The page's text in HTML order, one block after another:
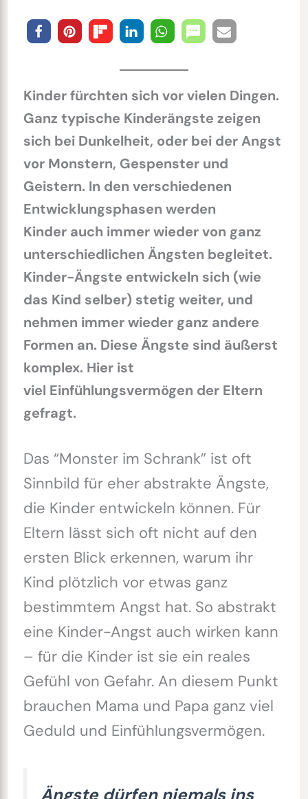
Kinder fürchten sich vor vielen Dingen.
Ganz typische Kinderängste zeigen
sich bei Dunkelheit, oder bei der Angst
vor Monstern, Gespenster und
Geistern. In den verschiedenen
Entwicklungsphasen werden
Kinder auch immer wieder von ganz
unterschiedlichen Ängsten begleitet.
Kinder-Ängste entwickeln sich (wie
das Kind selber) stetig weiter, und
nehmen immer wieder ganz andere
Formen an. Diese Ängste sind äußerst
komplex. Hier ist
viel Einfühlungsvermögen der Eltern
gefragt.
Das “Monster im Schrank” ist oft
Sinnbild für eher abstrakte Ängste,
die Kinder entwickeln können. Für
Eltern lässt sich oft nicht auf den
ersten Blick erkennen, warum ihr
Kind plötzlich vor etwas ganz
bestimmtem Angst hat. So abstrakt
eine Kinder-Angst auch wirken kann
– für die Kinder ist sie ein reales
Gefühl von Gefahr. An diesem Punkt
brauchen Mama und Papa ganz viel
Geduld und Einfühlungsvermögen.